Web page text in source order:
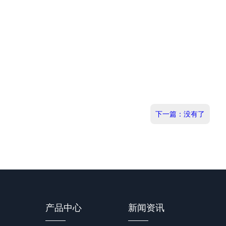
下一篇：没有了
产品中心 新闻资讯